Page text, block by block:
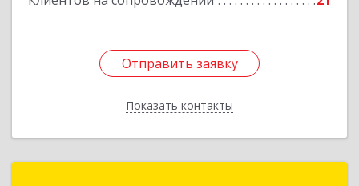
Отправить заявку
Показать контакты
Отправить заявку
Назад